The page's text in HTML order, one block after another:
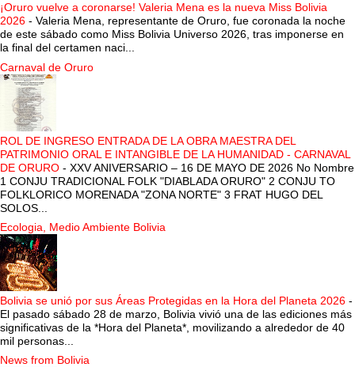
¡Oruro vuelve a coronarse! Valeria Mena es la nueva Miss Bolivia
2026 - Valeria Mena, representante de Oruro, fue coronada la noche
de este sábado como Miss Bolivia Universo 2026, tras imponerse en
la final del certamen naci...
Carnaval de Oruro
ROL DE INGRESO ENTRADA DE LA OBRA MAESTRA DEL
PATRIMONIO ORAL E INTANGIBLE DE LA HUMANIDAD - CARNAVAL
DE ORURO - XXV ANIVERSARIO – 16 DE MAYO DE 2026 No Nombre
1 CONJU TRADICIONAL FOLK "DIABLADA ORURO" 2 CONJU TO
FOLKLORICO MORENADA "ZONA NORTE" 3 FRAT HUGO DEL
SOLOS...
Ecologia, Medio Ambiente Bolivia
Bolivia se unió por sus Áreas Protegidas en la Hora del Planeta 2026 -
El pasado sábado 28 de marzo, Bolivia vivió una de las ediciones más
significativas de la *Hora del Planeta*, movilizando a alrededor de 40
mil personas...
News from Bolivia